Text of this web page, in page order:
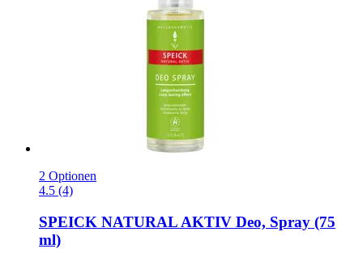
2 Optionen
4.5 (4)
SPEICK NATURAL AKTIV Deo, Spray (75
ml)